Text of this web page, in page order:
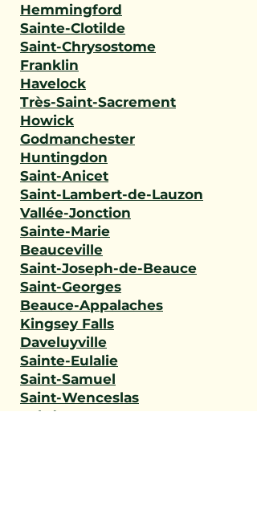
Hemmingford
Sainte-Clotilde
Saint-Chrysostome
Franklin
Havelock
Très-Saint-Sacrement
Howick
Godmanchester
Huntingdon
Saint-Anicet
Saint-Lambert-de-Lauzon
Vallée-Jonction
Sainte-Marie
Beauceville
Saint-Joseph-de-Beauce
Saint-Georges
Beauce-Appalaches
Kingsey Falls
Daveluyville
Sainte-Eulalie
Saint-Samuel
Saint-Wenceslas
Val-des-Monts